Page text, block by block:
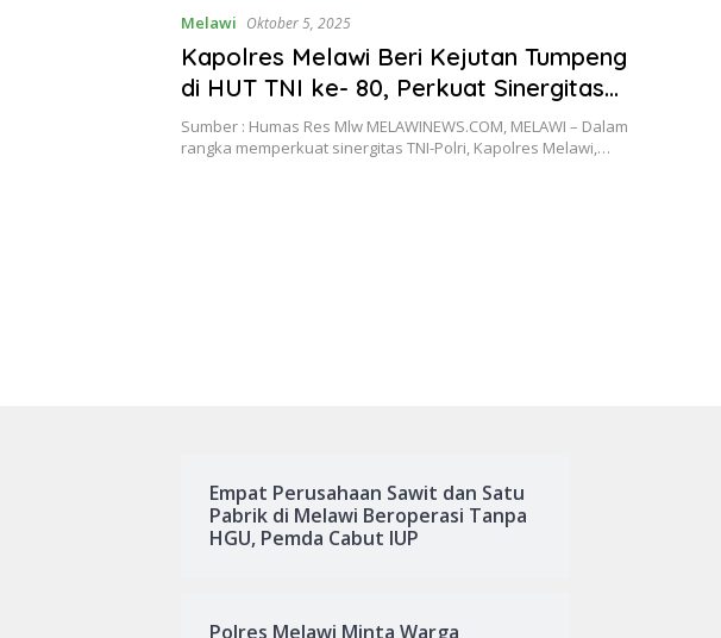
Melawi Oktober 5, 2025
Kapolres Melawi Beri Kejutan Tumpeng
di HUT TNI ke- 80, Perkuat Sinergitas
TNI-POLRI
Sumber : Humas Res Mlw MELAWINEWS.COM, MELAWI – Dalam
rangka memperkuat sinergitas TNI-Polri, Kapolres Melawi,…
Empat Perusahaan Sawit dan Satu
Pabrik di Melawi Beroperasi Tanpa
HGU, Pemda Cabut IUP
Polres Melawi Minta Warga